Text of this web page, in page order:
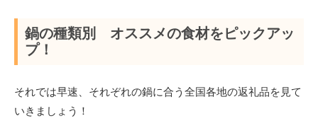
鍋の種類別 オススメの食材をピックアッ
プ！
それでは早速、それぞれの鍋に合う全国各地の返礼品を見て
いきましょう！